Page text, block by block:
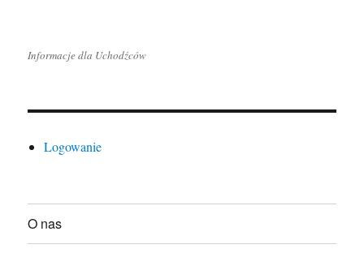
Informacje dla Uchodźców
Logowanie
O nas